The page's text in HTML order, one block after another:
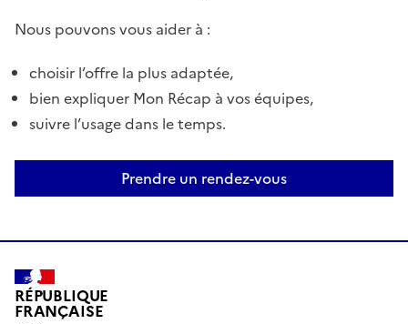
Nous pouvons vous aider à :
choisir l’offre la plus adaptée,
bien expliquer Mon Récap à vos équipes,
suivre l’usage dans le temps.
Prendre un rendez-vous
RÉPUBLIQUE
FRANÇAISE